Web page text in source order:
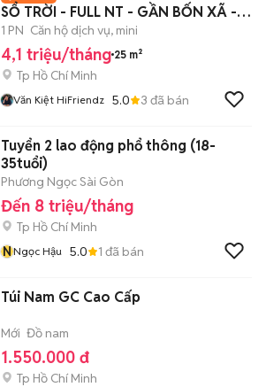
SỔ TRỜI - FULL NT - GẦN BỐN XÃ - Ở
NGAY ĐƯỢC
1 PN Căn hộ dịch vụ, mini
4,1 triệu/tháng 25 m²
Tp Hồ Chí Minh
Văn Kiệt HiFriendz 5.0 3 đã bán
Tuyển 2 lao động phổ thông (18-
35tuổi)
Phương Ngọc Sài Gòn
Đến 8 triệu/tháng
Tp Hồ Chí Minh
NNgọc Hậu 5.0 1 đã bán
Túi Nam GC Cao Cấp
Mới Đồ nam
1.550.000 đ
Tp Hồ Chí Minh